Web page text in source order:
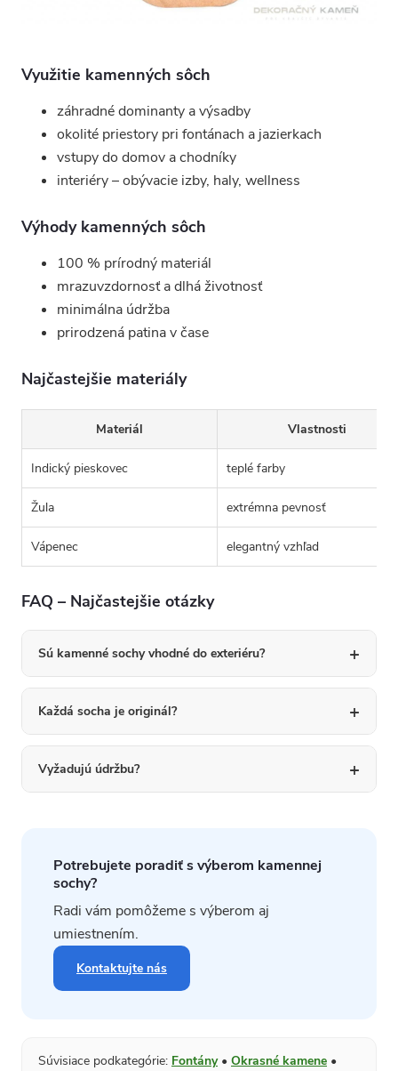
Využitie kamenných sôch
záhradné dominanty a výsadby
okolité priestory pri fontánach a jazierkach
vstupy do domov a chodníky
interiéry – obývacie izby, haly, wellness
Výhody kamenných sôch
100 % prírodný materiál
mrazuvzdornosť a dlhá životnosť
minimálna údržba
prirodzená patina v čase
Najčastejšie materiály
Materiál Vlastnosti
Indický pieskovec teplé farby
Žula extrémna pevnosť
Vápenec elegantný vzhľad
FAQ – Najčastejšie otázky
Sú kamenné sochy vhodné do exteriéru?
Každá socha je originál?
Vyžadujú údržbu?
Potrebujete poradiť s výberom kamennej
sochy?
Radi vám pomôžeme s výberom aj
umiestnením.
Kontaktujte nás
Súvisiace podkategórie: Fontány• Okrasné kamene •